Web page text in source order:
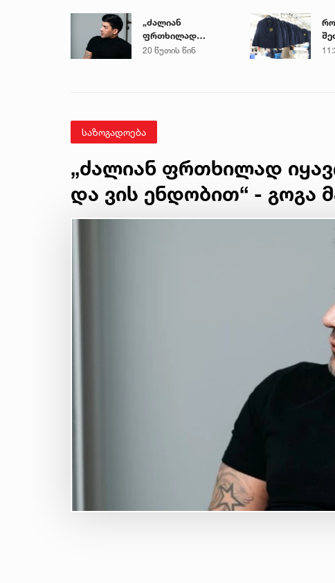
„ძალიან
ფრთხილად
იყავით, ვისთან
20 წუთის წინ
საზოგადოება
„ძალიან ფრთხილად
და ვის ენდობით“ - გოგა